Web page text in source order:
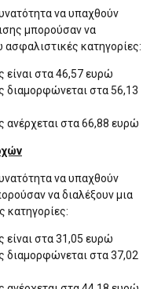
να υπαχθούν
μπορούσαν να
κατηγορίες:
είναι στα 46,57 ευρώ
διαμορφώνεται στα 56,13
ανέρχεται στα 66,88 ευρώ
να υπαχθούν
να διαλέξουν μια
κατηγορίες:
είναι στα 31,05 ευρώ
διαμορφώνεται στα 37,02